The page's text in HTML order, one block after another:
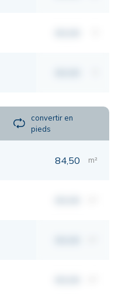
convertir en
pieds
84,50 m²